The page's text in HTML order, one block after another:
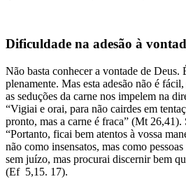
Dificuldade na adesão à
Não basta conhecer a vontade de Deus.
plenamente. Mas esta adesão não é
as seduções da carne nos impelem na
“Vigiai e orai, para não cairdes em
pronto, mas a carne é fraca” (Mt 26,41).
“Portanto, ficai bem atentos à vossa
não como insensatos, mas como
sem juízo, mas procurai discernir bem
(Ef 5,15. 17).